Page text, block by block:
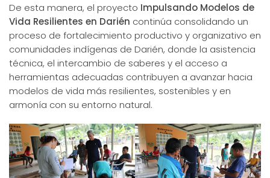
De esta manera, el proyecto Impulsando Modelos de
Vida Resilientes en Darién continúa consolidando un
proceso de fortalecimiento productivo y organizativo en
comunidades indígenas de Darién, donde la asistencia
técnica, el intercambio de saberes y el acceso a
herramientas adecuadas contribuyen a avanzar hacia
modelos de vida más resilientes, sostenibles y en
armonía con su entorno natural.